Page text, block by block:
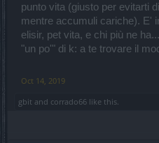
punto vita (giusto per evitarti
mentre accumuli cariche). E'
elisir, pet vita, e chi più ne
"un po'" di k: a te trovare il
Oct 14, 2019
gbit and corrado66 like this.